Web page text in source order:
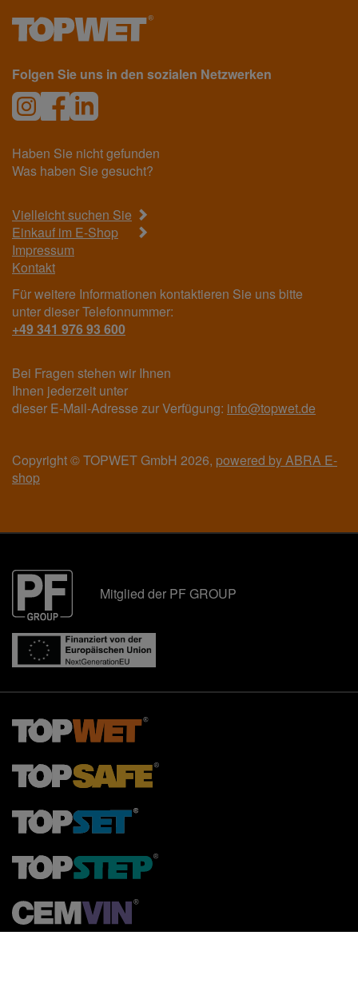
Folgen Sie uns in den sozialen Netzwerken
Haben Sie nicht gefunden
Was haben Sie gesucht?
Vielleicht suchen Sie
Einkauf im E-Shop
Impressum
Kontakt
Für weitere Informationen kontaktieren Sie uns bitte
unter dieser Telefonnummer:
+49 341 976 93 600
Bei Fragen stehen wir Ihnen
Ihnen jederzeit unter
dieser E-Mail-Adresse zur Verfügung: info@topwet.de
Copyright © TOPWET GmbH 2026, powered by ABRA E-
shop
Mitglied der PF GROUP